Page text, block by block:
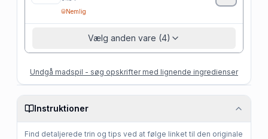
Nemlig
Vælg anden vare (4)
Undgå madspil - søg opskrifter med lignende ingredienser
Instruktioner
Find detaljerede trin og tips ved at følge linket til den originale